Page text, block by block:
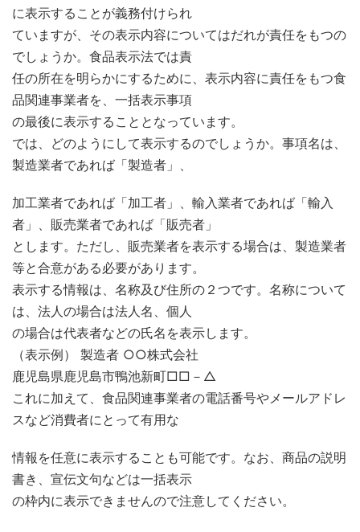
に表示することが義務付けられ
ていますが、その表示内容についてはだれが責任をもつの
でしょうか。食品表示法では責
任の所在を明らかにするために、表示内容に責任をもつ食
品関連事業者を、一括表示事項
の最後に表示することとなっています。
では、どのようにして表示するのでしょうか。事項名は、
製造業者であれば「製造者」、
加工業者であれば「加工者」、輸入業者であれば「輸入
者」、販売業者であれば「販売者」
とします。ただし、販売業者を表示する場合は、製造業者
等と合意がある必要があります。
表示する情報は、名称及び住所の２つです。名称について
は、法人の場合は法人名、個人
の場合は代表者などの氏名を表示します。
（表示例） 製造者 ○○株式会社
鹿児島県鹿児島市鴨池新町□□－△
これに加えて、食品関連事業者の電話番号やメールアドレ
スなど消費者にとって有用な
情報を任意に表示することも可能です。なお、商品の説明
書き、宣伝文句などは一括表示
の枠内に表示できませんので注意してください。